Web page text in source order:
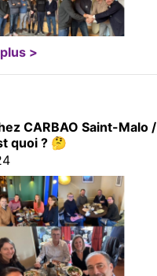
>
CARBAO Saint-Malo /
quoi ? 🤔